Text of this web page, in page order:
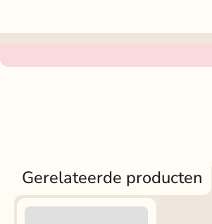
Gerelateerde producten